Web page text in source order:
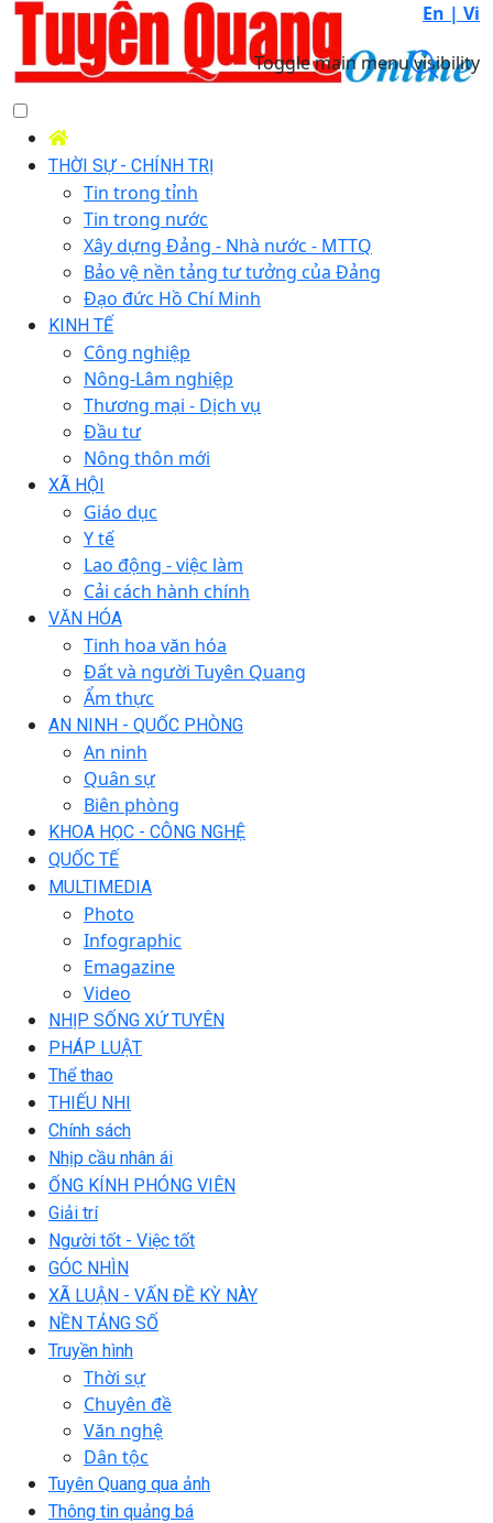
En | Vi
Toggle main menu visibility
THỜI SỰ - CHÍNH TRỊ
Tin trong tỉnh
Tin trong nước
Xây dựng Đảng - Nhà nước - MTTQ
Bảo vệ nền tảng tư tưởng của Đảng
Đạo đức Hồ Chí Minh
KINH TẾ
Công nghiệp
Nông-Lâm nghiệp
Thương mại - Dịch vụ
Đầu tư
Nông thôn mới
XÃ HỘI
Giáo dục
Y tế
Lao động - việc làm
Cải cách hành chính
VĂN HÓA
Tinh hoa văn hóa
Đất và người Tuyên Quang
Ẩm thực
AN NINH - QUỐC PHÒNG
An ninh
Quân sự
Biên phòng
KHOA HỌC - CÔNG NGHỆ
QUỐC TẾ
MULTIMEDIA
Photo
Infographic
Emagazine
Video
NHỊP SỐNG XỨ TUYÊN
PHÁP LUẬT
Thể thao
THIẾU NHI
Chính sách
Nhịp cầu nhân ái
ỐNG KÍNH PHÓNG VIÊN
Giải trí
Người tốt - Việc tốt
GÓC NHÌN
XÃ LUẬN - VẤN ĐỀ KỲ NÀY
NỀN TẢNG SỐ
Truyền hình
Thời sự
Chuyên đề
Văn nghệ
Dân tộc
Tuyên Quang qua ảnh
Thông tin quảng bá